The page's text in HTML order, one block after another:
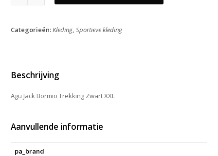
Zwart
Categorieën:Kleding,Sportieve kleding
Beschrijving
Agu Jack Bormio Trekking Zwart XXL
Aanvullende informatie
pa_brand